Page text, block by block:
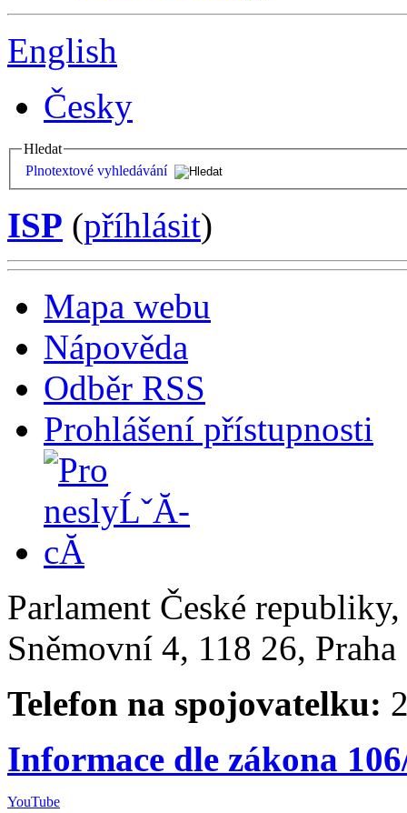
English
Česky
Hledat
Plnotextové vyhledávání
ISP (příhlásit)
Mapa webu
Nápověda
Odběr RSS
Prohlášení přístupnosti
Parlament České
Sněmovní 4, 118 26,
Telefon na spojovatelku:
Informace dle zákona
YouTube